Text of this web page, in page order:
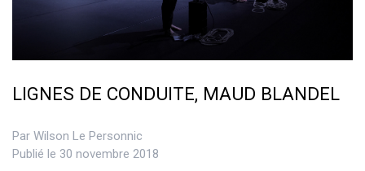
LIGNES DE CONDUITE, MAUD BLANDEL
Par Wilson Le Personnic
Publié le 30 novembre 2018